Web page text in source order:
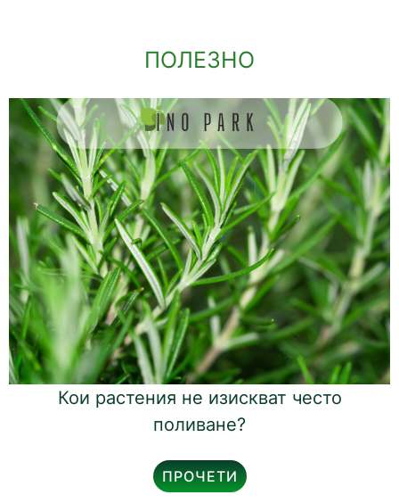
ПОЛЕЗНО
Кои растения не изискват често
поливане?
ПРОЧЕТИ